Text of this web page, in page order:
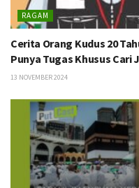
RAGAM
Cerita Orang Kudus 20
Punya Tugas Khusus Cari
13 NOVEMBER 2024